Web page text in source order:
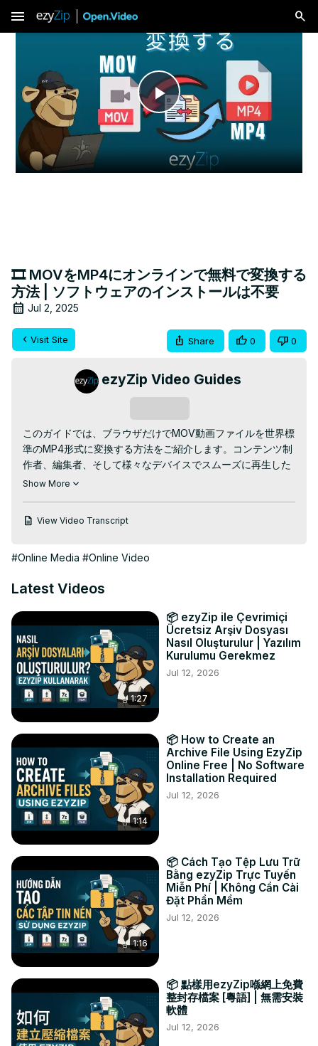
menu
Play
Video
🎞️ MOVをMP4にオンラインで無料で変換する
方法 | ソフトウェアのインストールは不要
Jul 2, 2025
Visit Site Share 0 0
ezyZip Video Guides
このガイドでは、ブラウザだけでMOV動画ファイルを世界標
準のMP4形式に変換する方法をご紹介します。コンテンツ制
作者、編集者、そして様々なデバイスでスムーズに再生した
い方に最適です！
🎬 簡単な3ステッププロセス：
を選択」をクリックするか、ボックスにドラッグ＆ドロップ
2️⃣ 「MP4に変換」をクリックすれば、あとは自動で変換さ
3️⃣ 「MP4ファイルを保存」をクリックして、新しい動画を
ダウンロードします。
🎉 なぜMOVをMP4に変換するのか？ MP4は、プラットフォ
ーム間の互換性、高速ストリーミング、そして画質を損なう
ことなくファイルサイズを小さく抑えるという優れた機能を
備えているため、動画の視聴や共有がより簡単になります。
#movtomp4 #videoconversion #mp4converter
📢 私たちとつながる: 🐦 Twitter: https://twitter.com/ezyzip
📘 Facebook:
https://www.facebook.com/ezyzip/
🔗 LinkedIn:
https://www.linkedin.com/showcase/ezyzip/
📌 Pinterest: https://www.pinterest.com.au/ezyzip/
-------------------------------------------------
Show More
View Video Transcript
#Online Media #Online Video
Latest Videos
1:27
📦 ezyZip ile Çevrimiçi
Ücretsiz Arşiv Dosyası
Nasıl Oluşturulur | Yazılım
Kurulumu Gerekmez
Jul 12, 2026
1:14
📦 How to Create an
Archive File Using EzyZip
Online Free | No Software
Installation Required
Jul 12, 2026
1:16
📦 Cách Tạo Tệp Lưu Trữ
Bằng ezyZip Trực Tuyến
Miễn Phí | Không Cần Cài
Đặt Phần Mềm
Jul 12, 2026
📦 點樣用ezyZip喺網上免費
整封存檔案 [粵語] | 無需安裝
軟體
Jul 12, 2026